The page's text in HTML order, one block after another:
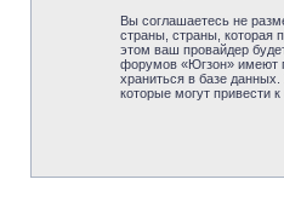
Вы соглашаетесь не
страны, страны, которая
этом ваш провайдер
форумов «Югзон» имеют
храниться в базе
которые могут привести